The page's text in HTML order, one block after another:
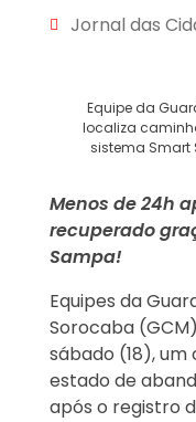
Jornal das
Equipe da
localiza
sistema Smart
Menos de 24h
recuperado
Sampa!
Equipes da
Sorocaba
sábado (18),
estado de
após o registro